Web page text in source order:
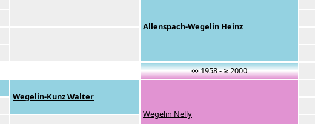
Allenspach-Wegelin Heinz
∞ 1958 - ≥ 2000
Wegelin-Kunz Walter
Wegelin Nelly